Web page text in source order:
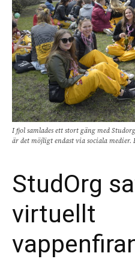
I fjol samlades ett stort gäng med
är det möjligt endast via sociala medier.
StudOrg
virtuellt